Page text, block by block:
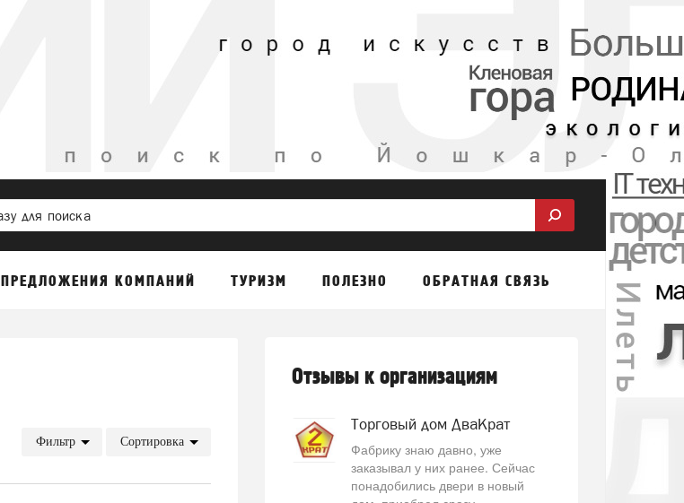
ПРЕДЛОЖЕНИЯ КОМПАНИЙ ТУРИЗМ ПОЛЕЗНО ОБРАТНАЯ СВЯЗЬ
Фильтр Сортировка
Отзывы к организациям
Торговый дом ДваКрат
Фабрику знаю давно, уже
заказывал у них ранее. Сейчас
понадобились двери в новый